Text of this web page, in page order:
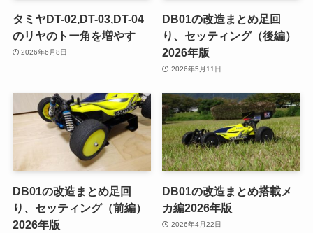
タミヤDT-02,DT-03,DT-04
のリヤのトー角を増やす
2026年6月8日
DB01の改造まとめ足回
り、セッティング（後編）
2026年版
2026年5月11日
DB01の改造まとめ足回
り、セッティング（前編）
2026年版
DB01の改造まとめ搭載メ
カ編2026年版
2026年4月22日